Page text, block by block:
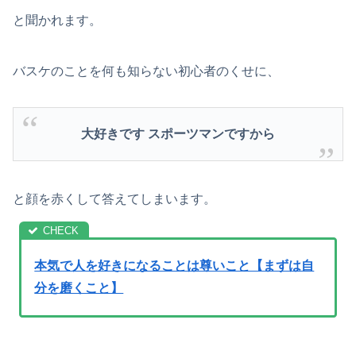
と聞かれます。
バスケのことを何も知らない初心者のくせに、
大好きです スポーツマンですから
と顔を赤くして答えてしまいます。
本気で人を好きになることは尊いこと【まずは自
分を磨くこと】